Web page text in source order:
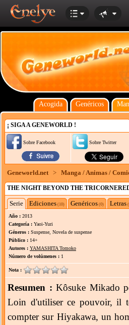
Acogida Genéricos
¡ SIGA A GENEWORLD !
Sobre Facebook Sobre Twitter
Geneworld.net > Manga / Animas /
THE NIGHT BEYOND THE
Serie Ediciones (10) Genéricos (0) Letras
Año : 2013
Categoría : Yaoi-Yuri
Géneros : Suspense, Novela de suspense
Público : 14+
Autores : YAMASHITA Tomoko
Número de volúmenes : 1
Nota :
Resumen : Kôsuke Mikado
Loin d'utiliser ce pouvoir, il
compter sur Hiyakawa, un